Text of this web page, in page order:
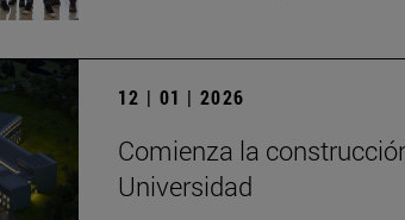
12 | 01 | 2026
Comienza la
Universidad